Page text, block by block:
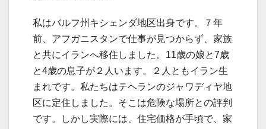
私はバルフ州キシェンダ地区出身です。７年
前、アフガニスタンで仕事が見つからず、家族
と共にイランへ移住しました。11歳の娘と7歳
と4歳の息子が２人います。２人ともイラン生
まれです。私たちはテヘランのジャワディヤ地
区に定住しました。そこは危険な場所との評判
です。しかし実際には、住宅価格が手頃で、家